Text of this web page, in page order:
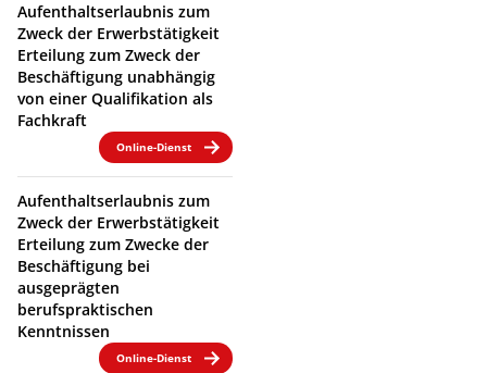
Aufenthaltserlaubnis zum
Zweck der Erwerbstätigkeit
Erteilung zum Zweck der
Beschäftigung unabhängig
von einer Qualifikation als
Fachkraft
Online-Dienst
Aufenthaltserlaubnis zum
Zweck der Erwerbstätigkeit
Erteilung zum Zwecke der
Beschäftigung bei
ausgeprägten
berufspraktischen
Kenntnissen
Online-Dienst